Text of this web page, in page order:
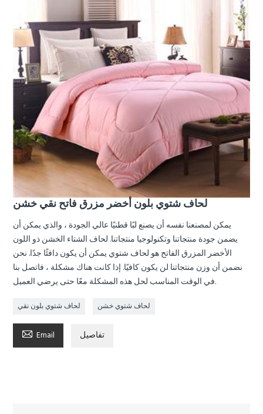
لحاف شتوي بلون أخضر مزرق فاتح نقي خشن
يمكن لمصنعنا نفسه أن يصنع لبًا قطنيًا عالي الجودة ، والذي يمكن أن
يضمن جودة منتجاتنا وتكنولوجيا منتجاتنا. لحاف الشتاء الخشن ذو اللون
الأخضر المزرق الفاتح هو لحاف شتوي يمكن أن يكون دافئًا جدًا. نحن
نضمن أن وزن منتجاتنا لن يكون كافيًا. إذا كانت هناك مشكلة ، فاتصل بنا
في الوقت المناسب لحل هذه المشكلة معًا حتى يرضي العميل.
لحاف شتوي بلون نقي لحاف شتوي خشن
 Email تفاصيل